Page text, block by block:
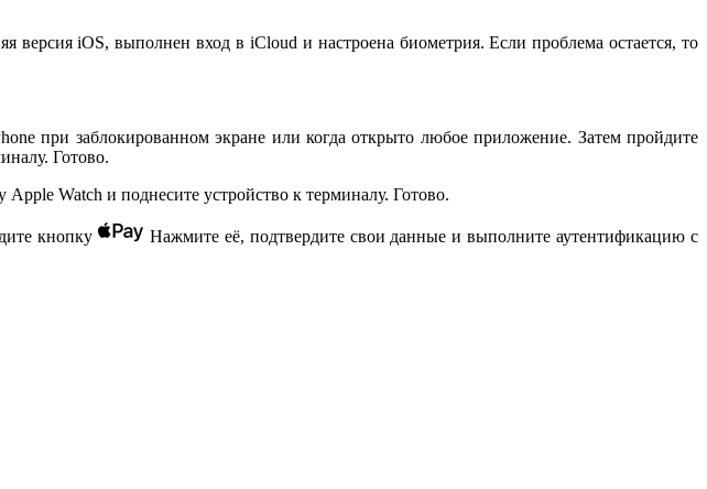
версия iOS, выполнен вход в iCloud и настроена биометрия. Если проблема остается, то
при заблокированном экране или когда открыто любое приложение. Затем пройдите
Готово.
Watch и поднесите устройство к терминалу. Готово.
кнопку
Нажмите её, подтвердите свои данные и выполните аутентификацию с